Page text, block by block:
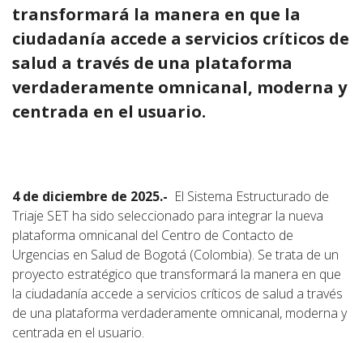
transformará la manera en que la
ciudadanía accede a servicios críticos de
salud a través de una plataforma
verdaderamente omnicanal, moderna y
centrada en el usuario.
4 de diciembre de 2025.- El Sistema Estructurado de
Triaje SET ha sido seleccionado para integrar la nueva
plataforma omnicanal del Centro de Contacto de
Urgencias en Salud de Bogotá (Colombia). Se trata de un
proyecto estratégico que transformará la manera en que
la ciudadanía accede a servicios críticos de salud a través
de una plataforma verdaderamente omnicanal, moderna y
centrada en el usuario.